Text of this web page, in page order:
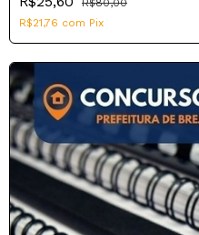
R$21,76 com Pix